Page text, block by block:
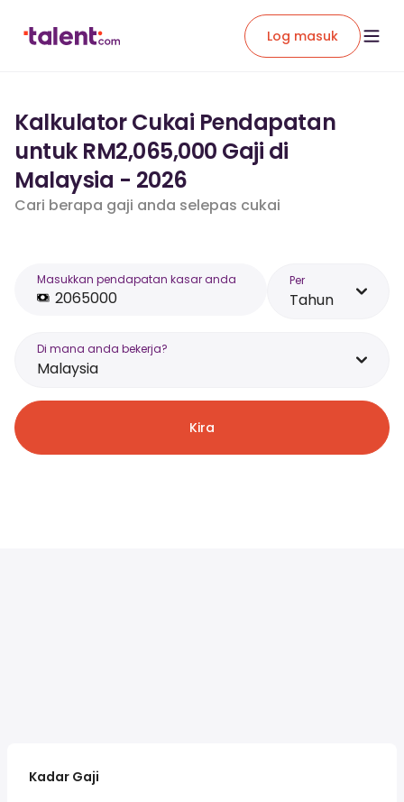
Log masuk
Kalkulator Cukai Pendapatan
untuk RM2,065,000 Gaji di
Malaysia - 2026
Cari berapa gaji anda selepas cukai
Masukkan pendapatan kasar anda Per
Tahun
Di mana anda bekerja?
Malaysia
Kira
Kadar Gaji